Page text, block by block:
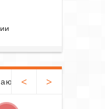
< >